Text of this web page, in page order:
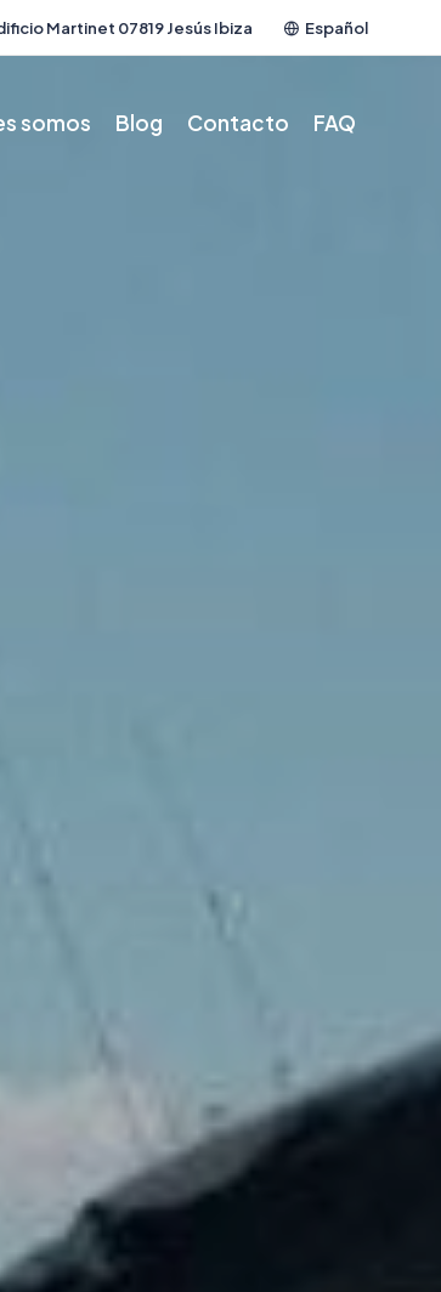
Martinet 07819 Jesús Ibiza Español
somos Blog Contacto FAQ